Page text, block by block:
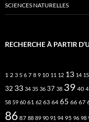
SCIENCES NATURELLES
RECHERCHE À PARTIR
1 2 3 5 6 7 8 9 10 11 12 13 14 15
32 33 34 35 36 37 38 39 40
58 59 60 61 62 63 64 65 66 67
86 87 88 89 90 91 94 95 96 98